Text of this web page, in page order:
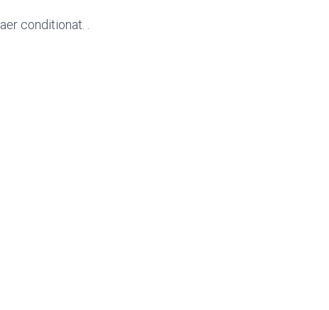
aer conditionat. .